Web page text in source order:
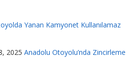
Yanan Kamyonet Kullanılamaz
2025 Anadolu Otoyolu’nda Zincirleme